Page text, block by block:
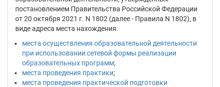
постановлением Правительства Российской Федерации
от 20 октября 2021 г. N 1802 (далее - Правила N 1802), в
виде адреса места нахождения:
места осуществления образовательной деятельности
при использовании сетевой формы реализации
образовательных программ;
места проведения практики;
места проведения практической подготовки